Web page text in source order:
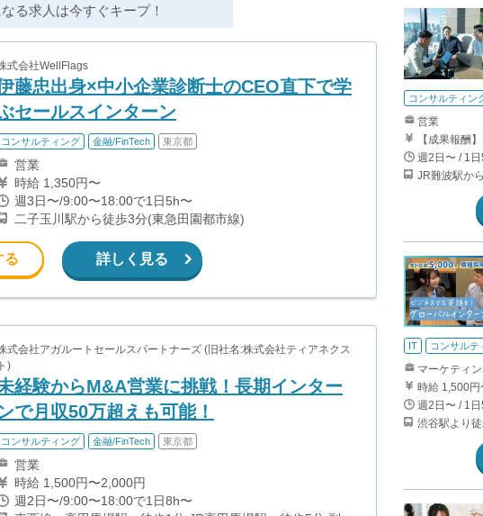
る求人は今すぐキープ！
式会社WellFlags
藤忠出身×中小企業診断士のCEO直下で学
セールスインターン
コンサルティング 金融/FinTech 東京都
営業
時給 1,350円〜
週3日〜/9:00〜18:00で1日5h〜
二子玉川駅から徒歩3分(東急田園都市線)
る 詳しく見る
式会社アガルートセールスパートナーズ (旧社名:株式会社ティアネクス
)
経験からM&A営業に挑戦！長期インター
で月収50万超えも可能！
コンサルティング 金融/FinTech 東京都
営業
時給 1,500円〜2,000円
週2日〜/9:00〜18:00で1日8h〜
コンサルティン
営業
週2日〜 / 1
IT コンサルテ
マーケティ
時給 1,500円
週2日〜 / 1
渋谷駅より